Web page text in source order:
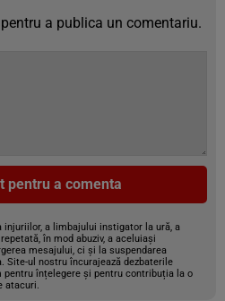
pentru a publica un comentariu.
pentru a comenta
a limbajului instigator la ură, a
în mod abuziv, a aceluiași
mesajului, ci și la suspendarea
Site-ul nostru încurajează dezbaterile
înțelegere și pentru contribuția la o
atacuri.